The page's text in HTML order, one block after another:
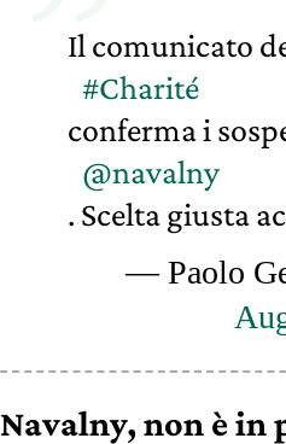
Il comunicato
#Charité
conferma i
@navalny
. Scelta giusta
— Paolo
Navalny, non è in